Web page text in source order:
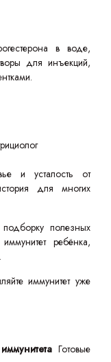
в воде,
для инъекций,
и усталость от
для многих
подборку полезных
ребёнка,
иммунитет уже
Готовые